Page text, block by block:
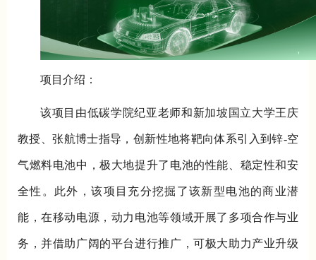
项目介绍：
该项目由低碳学院纪亚老师和新加坡国立大学王庆
教授、张航博士指导，创新性地将靶向体系引入到锌-空
气燃料电池中，极大地提升了电池的性能、稳定性和安
全性。此外，该项目充分挖掘了该新型电池的商业潜
能，在移动电源，动力电池等领域开展了多项合作与业
务，并借助广阔的平台进行推广，可极大助力产业升级